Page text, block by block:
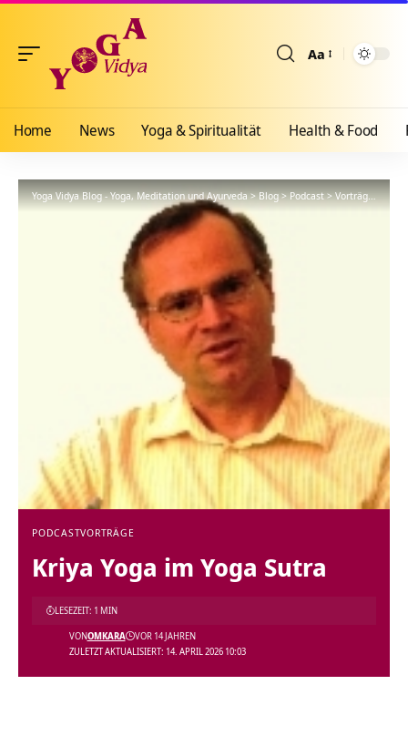
Aa
Home News Yoga & Spiritualität Health & Food
Yoga Vidya Blog - Yoga, Meditation und Ayurveda>Blog>Podcast>Vorträge >
PODCASTVORTRÄGE
Kriya Yoga im Yoga Sutra
ZULETZT AKTUALISIERT: 14. APRIL 2026 10:03
VONOMKARA VOR 14 JAHREN
LESEZEIT: 1 MIN